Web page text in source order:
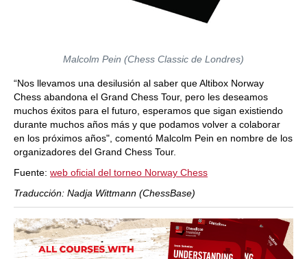
Malcolm Pein (Chess Classic de Londres)
“Nos llevamos una desilusión al saber que Altibox Norway
Chess abandona el Grand Chess Tour, pero les deseamos
muchos éxitos para el futuro, esperamos que sigan existiendo
durante muchos años más y que podamos volver a colaborar
en los próximos años", comentó Malcolm Pein en nombre de los
organizadores del Grand Chess Tour.
Fuente: web oficial del torneo Norway Chess
Traducción: Nadja Wittmann (ChessBase)